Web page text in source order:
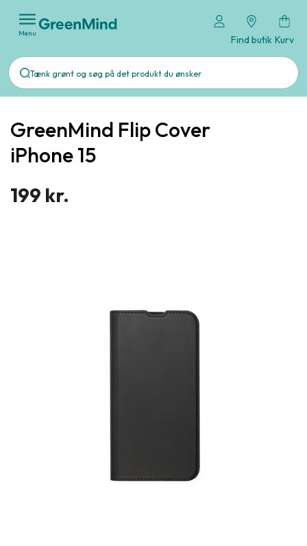
Menu
Find butik Kurv
GreenMind Flip Cover
iPhone 15
199 kr.